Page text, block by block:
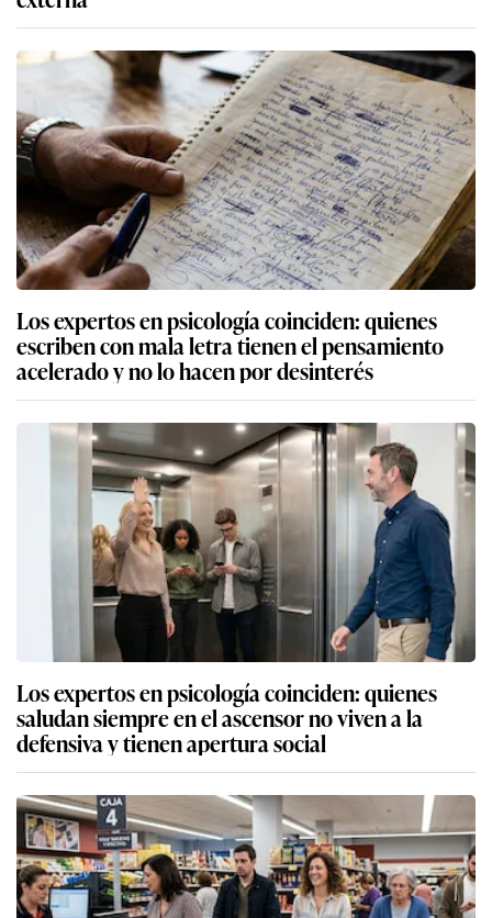
Los expertos en psicología coinciden: quienes
escriben con mala letra tienen el pensamiento
acelerado y no lo hacen por desinterés
Los expertos en psicología coinciden: quienes
saludan siempre en el ascensor no viven a la
defensiva y tienen apertura social